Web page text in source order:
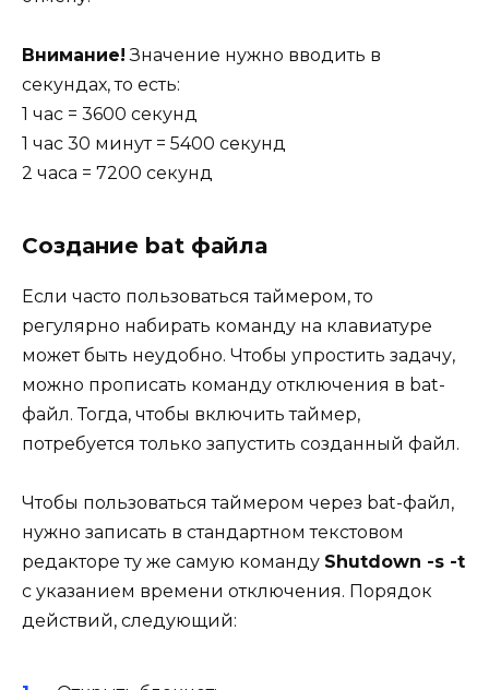
Внимание! Значение нужно вводить в
секундах, то есть:
1 час = 3600 секунд
1 час 30 минут = 5400 секунд
2 часа = 7200 секунд
Создание bat файла
Если часто пользоваться таймером, то
регулярно набирать команду на клавиатуре
может быть неудобно. Чтобы упростить задачу,
можно прописать команду отключения в bat-
файл. Тогда, чтобы включить таймер,
потребуется только запустить созданный файл.
Чтобы пользоваться таймером через bat-файл,
нужно записать в стандартном текстовом
редакторе ту же самую команду Shutdown -s -t
с указанием времени отключения. Порядок
действий, следующий: